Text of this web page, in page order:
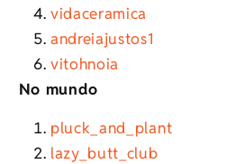
vidaceramica
andreiajustos1
vitohnoia
No mundo
pluck_and_plant
lazy_butt_club